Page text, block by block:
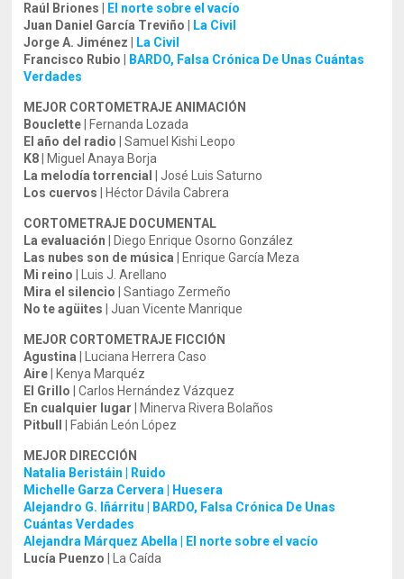
Raúl Briones
El norte sobre el vacío
Juan Daniel García Treviño
La Civil
Jorge A. Jiménez
La Civil
Francisco Rubio
BARDO, Falsa Crónica De Unas Cuántas
Verdades
MEJOR CORTOMETRAJE ANIMACIÓN
Bouclette | Fernanda Lozada
El año del radio | Samuel Kishi Leopo
K8 | Miguel Anaya Borja
La melodía torrencial
| José Luis Saturno
Los cuervos | Héctor Dávila Cabrera
CORTOMETRAJE DOCUMENTAL
La evaluación | Diego Enrique Osorno González
Las nubes son de música | Enrique García Meza
Mi reino | Luis J. Arellano
Mira el silencio | Santiago Zermeño
No te agüites | Juan Vicente Manrique
MEJOR CORTOMETRAJE FICCIÓN
Agustina | Luciana Herrera Caso
Aire | Kenya Marquéz
El Grillo | Carlos Hernández Vázquez
En cualquier lugar | Minerva Rivera Bolaños
Pitbull
| Fabián León López
MEJOR DIRECCIÓN
Natalia Beristáin | Ruido
Michelle Garza Cervera | Huesera
Alejandro G. Iñárritu | BARDO, Falsa Crónica De Unas
Cuántas Verdades
Alejandra Márquez Abella | El norte sobre el vacío
Lucía Puenzo | La Caída